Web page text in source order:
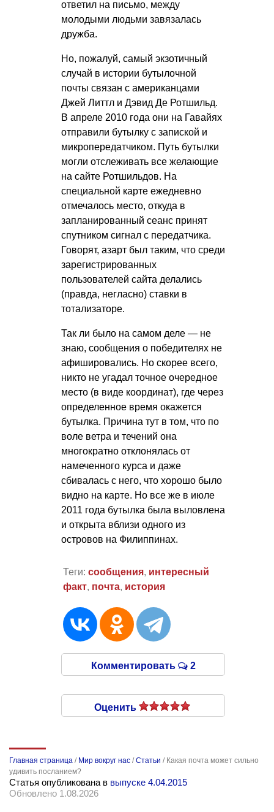
ответил на письмо, между
молодыми людьми завязалась
дружба.
Но, пожалуй, самый экзотичный
случай в истории бутылочной
почты связан с американцами
Джей Литтл и Дэвид Де Ротшильд.
В апреле 2010 года они на Гавайях
отправили бутылку с запиской и
микропередатчиком. Путь бутылки
могли отслеживать все желающие
на сайте Ротшильдов. На
специальной карте ежедневно
отмечалось место, откуда в
запланированный сеанс принят
спутником сигнал с передатчика.
Говорят, азарт был таким, что среди
зарегистрированных
пользователей сайта делались
(правда, негласно) ставки в
тотализаторе.
Так ли было на самом деле — не
знаю, сообщения о победителях не
афишировались. Но скорее всего,
никто не угадал точное очередное
место (в виде координат), где через
определенное время окажется
бутылка. Причина тут в том, что по
воле ветра и течений она
многократно отклонялась от
намеченного курса и даже
сбивалась с него, что хорошо было
видно на карте. Но все же в июле
2011 года бутылка была выловлена
и открыта вблизи одного из
островов на Филиппинах.
Теги: сообщения, интересный
факт, почта, история
Комментировать 2
Оценить
Главная страница / Мир вокруг нас /Статьи / Какая почта может сильно
удивить посланием?
Статья опубликована в выпуске 4.04.2015
Обновлено 1.08.2026